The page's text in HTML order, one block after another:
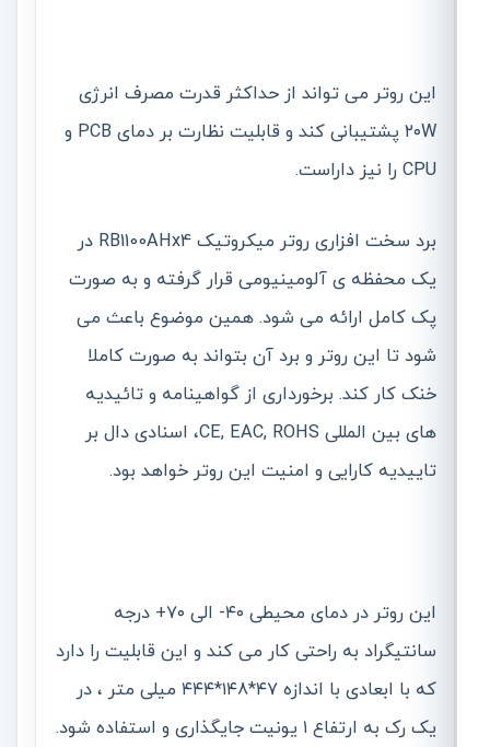
این روتر می تواند از حداکثر قدرت مصرف انرژی
۲۰W پشتیبانی کند و قابلیت نظارت بر دمای PCB و
CPU را نیز داراست.
برد سخت افزاری روتر میکروتیک RB1100AHx4 در
یک محفظه ی آلومینیومی قرار گرفته و به صورت
پک کامل ارائه می شود. همین موضوع باعث می
شود تا این روتر و برد آن بتواند به صورت کاملا
خنک کار کند. برخورداری از گواهینامه و تائیدیه
های بین المللی CE, EAC, ROHS، اسنادی دال بر
تاییدیه کارایی و امنیت این روتر خواهد بود.
این روتر در دمای محیطی ۴۰- الی ۷۰+ درجه
سانتیگراد به راحتی کار می کند و این قابلیت را دارد
که با ابعادی با اندازه ۴۷*۱۴۸*۴۴۴ میلی متر ، در
یک رک به ارتفاع ۱ یونیت جایگذاری و استفاده شود.